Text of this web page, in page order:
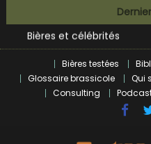
to
content
Bières et célébrités
L’écosysteme brassicole
L’intelligence artificielle
BrewDog racheté par
Bières testées
Glossaire brassicole
Qui
Consulting